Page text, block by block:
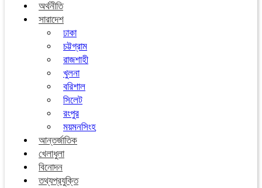
অর্থনীতি
সারাদেশ
ঢাকা
চট্টগ্রাম
রাজশাহী
খুলনা
বরিশাল
সিলেট
রংপুর
ময়মনসিংহ
আন্তর্জাতিক
খেলাধুলা
বিনোদন
তথ্যপ্রযুক্তি